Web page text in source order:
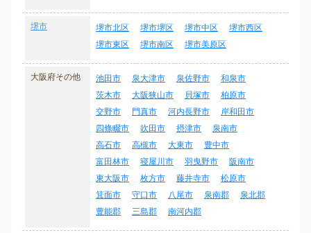
堺市 堺市北区 堺市堺区 堺市中区
堺市西区
堺市東区
堺市南区 堺市美原区
大阪府その他 池田市 泉大津市 泉佐野市
和泉市
茨木市
大阪狭山市 貝塚市
柏原市
交野市
門真市 河内長野市
岸和田市
四條畷市
吹田市 摂津市
泉南市
高石市
高槻市 大東市
豊中市
富田林市
寝屋川市 羽曳野市
阪南市
東大阪市
枚方市 藤井寺市
松原市
箕面市
守口市 八尾市 泉南郡
泉北郡
豊能郡
三島郡 南河内郡